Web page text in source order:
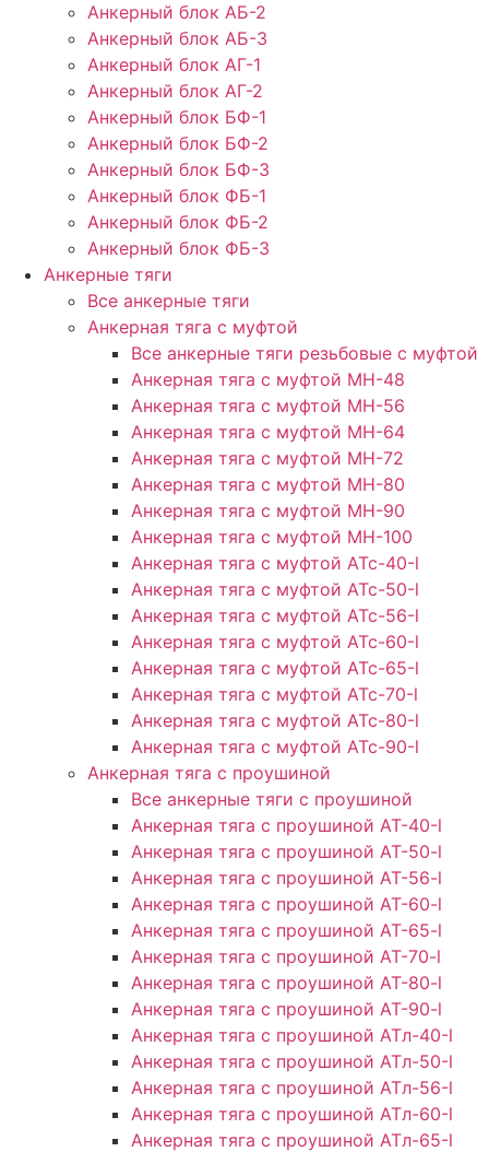
Анкерный блок АБ-2
Анкерный блок АБ-3
Анкерный блок АГ-1
Анкерный блок АГ-2
Анкерный блок БФ-1
Анкерный блок БФ-2
Анкерный блок БФ-3
Анкерный блок ФБ-1
Анкерный блок ФБ-2
Анкерный блок ФБ-3
Анкерные тяги
Все анкерные тяги
Анкерная тяга с муфтой
Все анкерные тяги резьбовые с муфтой
Анкерная тяга с муфтой МН-48
Анкерная тяга с муфтой МН-56
Анкерная тяга с муфтой МН-64
Анкерная тяга с муфтой МН-72
Анкерная тяга с муфтой МН-80
Анкерная тяга с муфтой МН-90
Анкерная тяга с муфтой МН-100
Анкерная тяга с муфтой АТс-40-l
Анкерная тяга с муфтой АТс-50-l
Анкерная тяга с муфтой АТс-56-l
Анкерная тяга с муфтой АТс-60-l
Анкерная тяга с муфтой АТс-65-l
Анкерная тяга с муфтой АТс-70-l
Анкерная тяга с муфтой АТс-80-l
Анкерная тяга с муфтой АТс-90-l
Анкерная тяга с проушиной
Все анкерные тяги с проушиной
Анкерная тяга с проушиной АТ-40-l
Анкерная тяга с проушиной AT-50-l
Анкерная тяга с проушиной AT-56-l
Анкерная тяга с проушиной AT-60-l
Анкерная тяга с проушиной AT-65-l
Анкерная тяга с проушиной AT-70-l
Анкерная тяга с проушиной AT-80-l
Анкерная тяга с проушиной AT-90-l
Анкерная тяга с проушиной АТл-40-l
Анкерная тяга с проушиной ATл-50-l
Анкерная тяга с проушиной ATл-56-l
Анкерная тяга с проушиной ATл-60-l
Анкерная тяга с проушиной ATл-65-l